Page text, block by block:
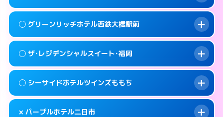
info このホテルの詳細ページを見る →
smartphone 092-920-2130
map 筑紫野市湯町1-14-3
info このホテルの詳細ページを見る →
案内方法:
派遣できません。
smartphone 070-9034-6635
map 福岡市西区姪の浜4-15-9
info このホテルの詳細ページを見る →
案内方法: 状況により派遣できません。
smartphone 092-881-0067
map 福岡市西区小戸2-3-55
info このホテルの詳細ページを見る →
◯ グリーンリッチホテル西鉄大橋駅前
案内方法: 女性が直接お部屋まで伺います。
smartphone 092-552-4400
map 福岡市南区大橋1-7-15
◯ ザ･レジデンシャルスイート･福岡
案内方法:女性が直接お部屋まで伺います。
◯ シーサイドホテルツインズももち
× パープルホテル二日市